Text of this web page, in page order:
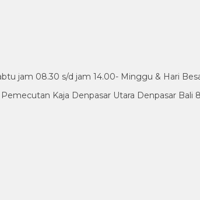
jam 08.30 s/d jam 14.00- Minggu & Hari
Kaja Denpasar Utara Denpasar Bali